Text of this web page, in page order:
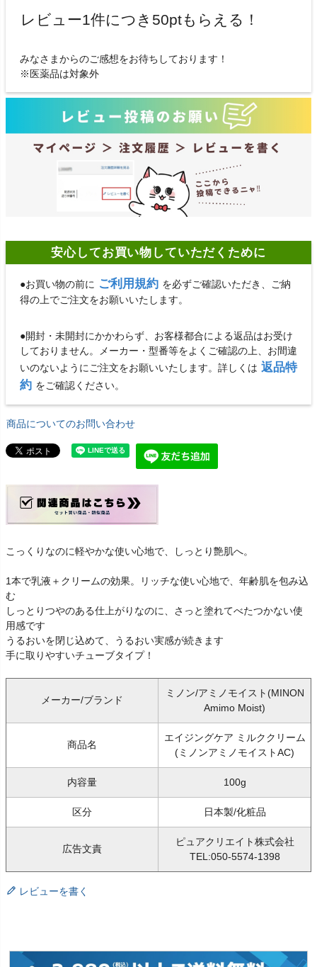
レビュー1件につき50ptもらえる！
みなさまからのご感想をお待ちしております！
※医薬品は対象外
安心してお買い物していただくために
●お買い物の前に ご利用規約 を必ずご確認いただき、ご納
得の上でご注文をお願いいたします。
●開封・未開封にかかわらず、お客様都合による返品はお受け
しておりません。メーカー・型番等をよくご確認の上、お間違
いのないようにご注文をお願いいたします。詳しくは 返品特
約 をご確認ください。
商品についてのお問い合わせ
こっくりなのに軽やかな使い心地で、しっとり艶肌へ。
1本で乳液＋クリームの効果。リッチな使い心地で、年齢肌を包み込
む
しっとりつやのある仕上がりなのに、さっと塗れてべたつかない使
用感です
うるおいを閉じ込めて、うるおい実感が続きます
手に取りやすいチューブタイプ！
メーカー/ブランド
ミノン/アミノモイスト(MINON
Amimo Moist)
商品名
エイジングケア ミルククリーム
(ミノンアミノモイストAC)
内容量 100g
区分 日本製/化粧品
広告文責
ピュアクリエイト株式会社
TEL:050-5574-1398
レビューを書く